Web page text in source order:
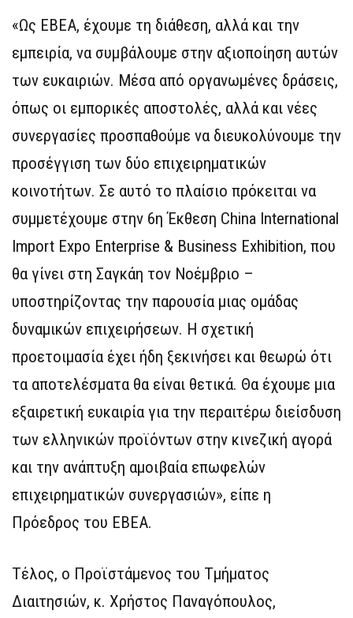
«Ως ΕΒΕΑ, έχουμε τη διάθεση, αλλά και την
εμπειρία, να συμβάλουμε στην αξιοποίηση αυτών
των ευκαιριών. Μέσα από οργανωμένες δράσεις,
όπως οι εμπορικές αποστολές, αλλά και νέες
συνεργασίες προσπαθούμε να διευκολύνουμε την
προσέγγιση των δύο επιχειρηματικών
κοινοτήτων. Σε αυτό το πλαίσιο πρόκειται να
συμμετέχουμε στην 6η Έκθεση China International
Import Expo Enterprise & Business Exhibition, που
θα γίνει στη Σαγκάη τον Νοέμβριο –
υποστηρίζοντας την παρουσία μιας ομάδας
δυναμικών επιχειρήσεων. Η σχετική
προετοιμασία έχει ήδη ξεκινήσει και θεωρώ ότι
τα αποτελέσματα θα είναι θετικά. Θα έχουμε μια
εξαιρετική ευκαιρία για την περαιτέρω διείσδυση
των ελληνικών προϊόντων στην κινεζική αγορά
και την ανάπτυξη αμοιβαία επωφελών
επιχειρηματικών συνεργασιών», είπε η
Πρόεδρος του ΕΒΕΑ.
Τέλος, ο Προϊστάμενος του Τμήματος
Διαιτησιών, κ. Χρήστος Παναγόπουλος,